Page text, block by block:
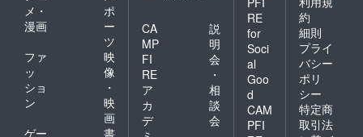
メ・
漫画
ポ
ー
ツ
ファ
ッ
ショ
ン
映
像
・
映
画
ゲー
書
CA
MP
FI
RE
ア
カ
デ
説
明
会
・
相
談
会
RE
for
Soci
al
Goo
d
CAM
PFI
約
細則
プライ
バシー
ポリ
シー
特定商
取引法